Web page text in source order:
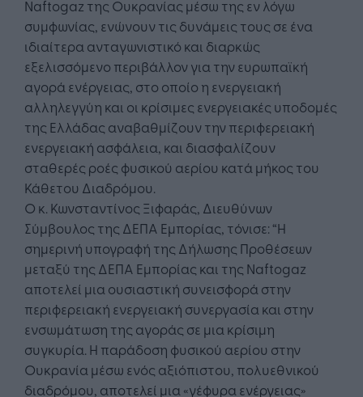
Naftogaz της Ουκρανίας μέσω της εν λόγω
συμφωνίας, ενώνουν τις δυνάμεις τους σε ένα
ιδιαίτερα ανταγωνιστικό και διαρκώς
εξελισσόμενο περιβάλλον για την ευρωπαϊκή
αγορά ενέργειας, στο οποίο η ενεργειακή
αλληλεγγύη και οι κρίσιμες ενεργειακές υποδομές
της Ελλάδας αναβαθμίζουν την περιφερειακή
ενεργειακή ασφάλεια, και διασφαλίζουν
σταθερές ροές φυσικού αερίου κατά μήκος του
Κάθετου Διαδρόμου.
Ο κ. Κωνσταντίνος Ξιφαράς, Διευθύνων
Σύμβουλος της ΔΕΠΑ Εμπορίας, τόνισε: “Η
σημερινή υπογραφή της Δήλωσης Προθέσεων
μεταξύ της ΔΕΠΑ Εμπορίας και της Naftogaz
αποτελεί μια ουσιαστική συνεισφορά στην
περιφερειακή ενεργειακή συνεργασία και στην
ενσωμάτωση της αγοράς σε μια κρίσιμη
συγκυρία. Η παράδοση φυσικού αερίου στην
Ουκρανία μέσω ενός αξιόπιστου, πολυεθνικού
διαδρόμου, αποτελεί μια «γέφυρα ενέργειας»